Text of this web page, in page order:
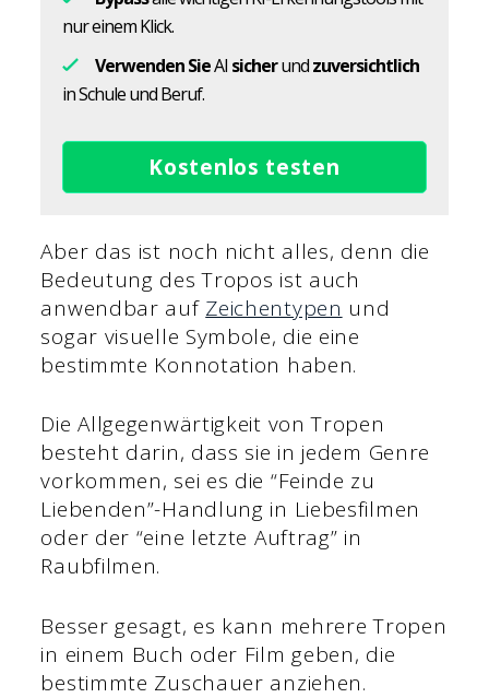
nur einem Klick.
Verwenden SieAI sicherundzuversichtlich
in Schule und Beruf.
Kostenlos testen
Aber das ist noch nicht alles, denn die
Bedeutung des Tropos ist auch
anwendbar auf Zeichentypen und
sogar visuelle Symbole, die eine
bestimmte Konnotation haben.
Die Allgegenwärtigkeit von Tropen
besteht darin, dass sie in jedem Genre
vorkommen, sei es die “Feinde zu
Liebenden”-Handlung in Liebesfilmen
oder der “eine letzte Auftrag” in
Raubfilmen.
Besser gesagt, es kann mehrere Tropen
in einem Buch oder Film geben, die
bestimmte Zuschauer anziehen.